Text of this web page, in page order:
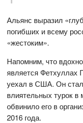
Альянс выразил
погибших и всему
«жестоким».
Напомним, что
является Фетхуллах
уехал в США. Он
влиятельных турок в
обвинило его в
2016 года.